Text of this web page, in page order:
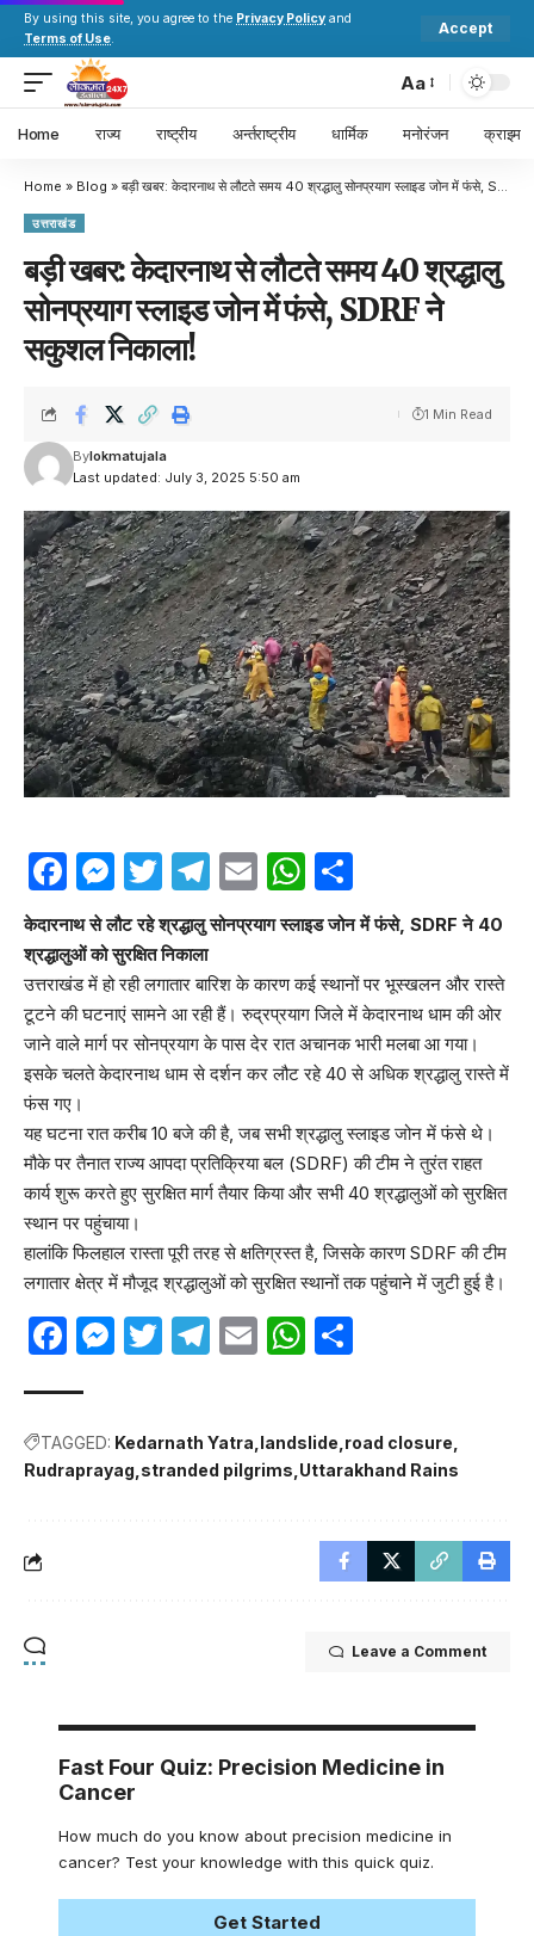
By using this site, you agree to the Privacy Policy and
Terms of Use.
Accept
Aa
Home राज्य राष्ट्रीय अर्न्तराष्ट्रीय धार्मिक मनोरंजन क्राइम
Home » Blog » बड़ी खबर: केदारनाथ से लौटते समय 40 श्रद्धालु सोनप्रयाग स्लाइड जोन में फंसे, SDRF ने सकुशल निकाला!
उत्तराखंड
बड़ी खबर: केदारनाथ से लौटते समय 40 श्रद्धालु
सोनप्रयाग स्लाइड जोन में फंसे, SDRF ने
सकुशल निकाला!
Last updated: July 3, 2025 5:50 am
Bylokmatujala
1 Min Read
Facebook
Messenger
Twitter
Telegram
EmailWhatsApp
केदारनाथ से लौट रहे श्रद्धालु सोनप्रयाग स्लाइड जोन में फंसे, SDRF ने 40
श्रद्धालुओं को सुरक्षित निकाला
उत्तराखंड में हो रही लगातार बारिश के कारण कई स्थानों पर भूस्खलन और रास्ते
टूटने की घटनाएं सामने आ रही हैं। रुद्रप्रयाग जिले में केदारनाथ धाम की ओर
जाने वाले मार्ग पर सोनप्रयाग के पास देर रात अचानक भारी मलबा आ गया।
इसके चलते केदारनाथ धाम से दर्शन कर लौट रहे 40 से अधिक श्रद्धालु रास्ते में
फंस गए।
यह घटना रात करीब 10 बजे की है, जब सभी श्रद्धालु स्लाइड जोन में फंसे थे।
मौके पर तैनात राज्य आपदा प्रतिक्रिया बल (SDRF) की टीम ने तुरंत राहत
कार्य शुरू करते हुए सुरक्षित मार्ग तैयार किया और सभी 40 श्रद्धालुओं को सुरक्षित
स्थान पर पहुंचाया।
हालांकि फिलहाल रास्ता पूरी तरह से क्षतिग्रस्त है, जिसके कारण SDRF की टीम
लगातार क्षेत्र में मौजूद श्रद्धालुओं को सुरक्षित स्थानों तक पहुंचाने में जुटी हुई है।
Facebook
Messenger
Twitter
Telegram
EmailWhatsApp
TAGGED: Kedarnath Yatra landslide road closure
Rudraprayag stranded pilgrims Uttarakhand Rains
Leave a Comment
Fast Four Quiz: Precision Medicine in
Cancer
How much do you know about precision medicine in
cancer? Test your knowledge with this quick quiz.
Get Started